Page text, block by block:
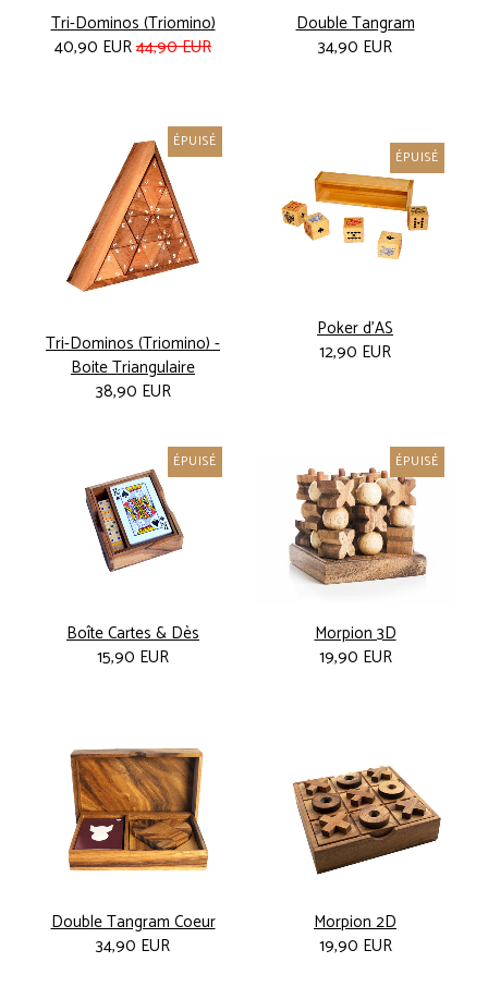
Tri-Dominos (Triomino)
40,90 EUR44,90 EUR
Double Tangram
34,90 EUR
ÉPUISÉ
Tri-Dominos (Triomino) -
Boite Triangulaire
38,90 EUR
ÉPUISÉ
Poker d'AS
12,90 EUR
ÉPUISÉ
Boîte Cartes & Dès
15,90 EUR
ÉPUISÉ
Morpion 3D
19,90 EUR
Double Tangram Coeur
34,90 EUR
Morpion 2D
19,90 EUR